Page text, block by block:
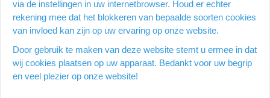
Productomschrijving
Voor ft A4. Uit karton overtrokken met PP-folie. Met
hefboommechanisme 180°, waardoor 20 % sneller gearchiveerd
via de instellingen in uw internetbrowser. Houd er echter
rekening mee dat het blokkeren van bepaalde soorten cookies
van invloed kan zijn op uw ervaring op onze website.
Door gebruik te maken van deze website stemt u ermee in dat
wij cookies plaatsen op uw apparaat. Bedankt voor uw begrip
en veel plezier op onze website!